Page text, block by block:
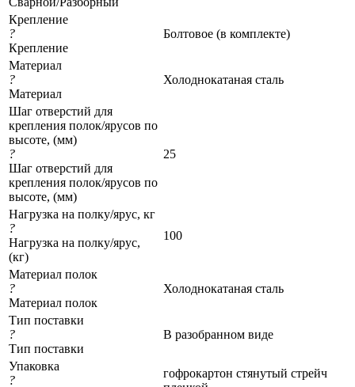
Крепление
?
Крепление
Болтовое (в комплекте)
Материал
?
Материал
Холоднокатаная сталь
Шаг отверстий для
крепления полок/ярусов по
высоте, (мм)
?
Шаг отверстий для
крепления полок/ярусов по
высоте, (мм)
25
Нагрузка на полку/ярус, кг
?
Нагрузка на полку/ярус,
(кг)
100
Материал полок
?
Материал полок
Холоднокатаная сталь
Тип поставки
?
Тип поставки
В разобранном виде
Упаковка
?
гофрокартон стянутый стрейч